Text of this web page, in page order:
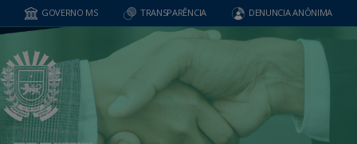
GOVERNO MS TRANSPARÊNCIA DENUNCIA ANÔNIMA